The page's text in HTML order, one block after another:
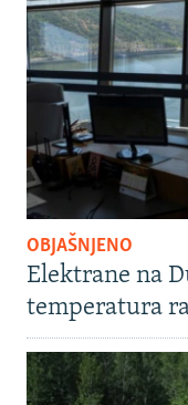
OBJAŠNJENO
Elektrane na
temperatura